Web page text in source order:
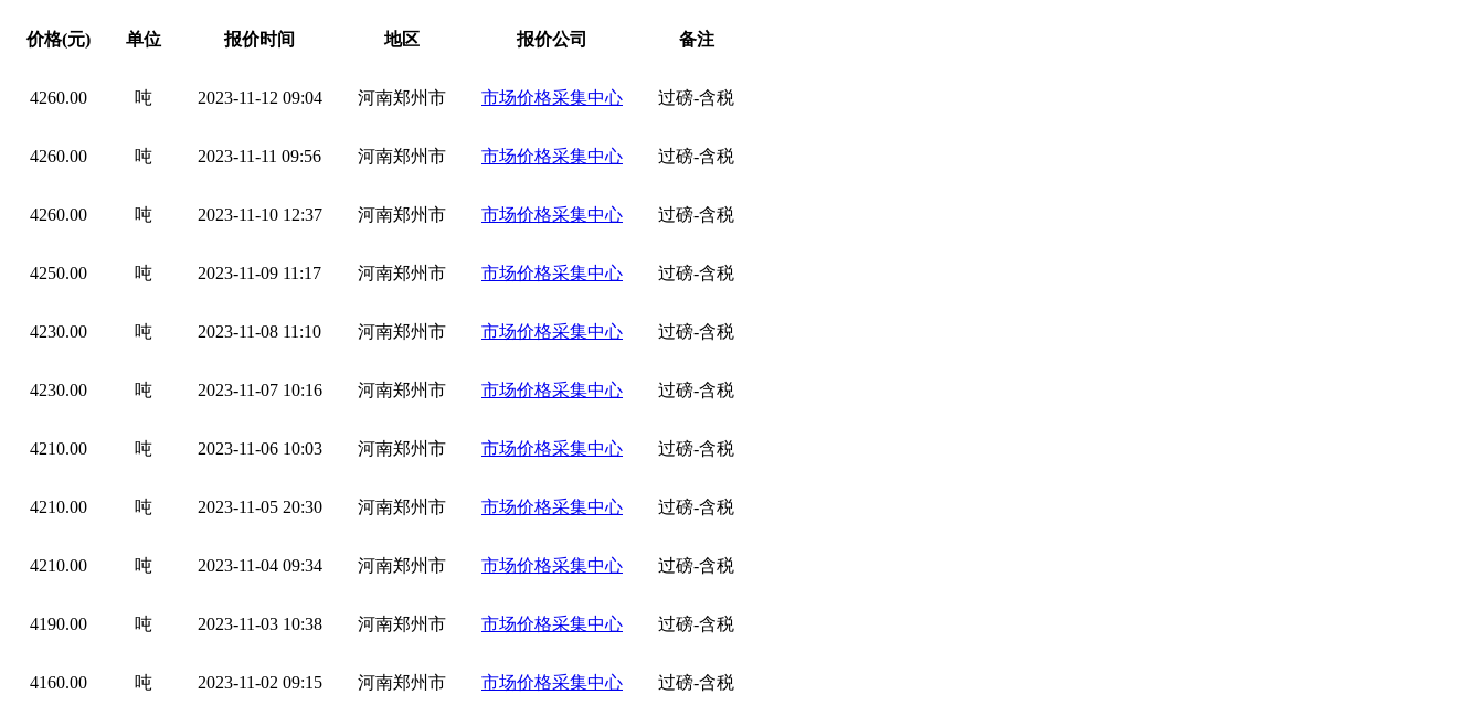
价格(元) 单位 报价时间 地区 报价公司 备注
4260.00 吨 2023-11-12 09:04 河南郑州市 市场价格采集中心 过磅-含税
4260.00 吨 2023-11-11 09:56 河南郑州市 市场价格采集中心 过磅-含税
4260.00 吨 2023-11-10 12:37 河南郑州市 市场价格采集中心 过磅-含税
4250.00 吨 2023-11-09 11:17 河南郑州市 市场价格采集中心 过磅-含税
4230.00 吨 2023-11-08 11:10 河南郑州市 市场价格采集中心 过磅-含税
4230.00 吨 2023-11-07 10:16 河南郑州市 市场价格采集中心 过磅-含税
4210.00 吨 2023-11-06 10:03 河南郑州市 市场价格采集中心 过磅-含税
4210.00 吨 2023-11-05 20:30 河南郑州市 市场价格采集中心 过磅-含税
4210.00 吨 2023-11-04 09:34 河南郑州市 市场价格采集中心 过磅-含税
4190.00 吨 2023-11-03 10:38 河南郑州市 市场价格采集中心 过磅-含税
4160.00 吨 2023-11-02 09:15 河南郑州市 市场价格采集中心 过磅-含税